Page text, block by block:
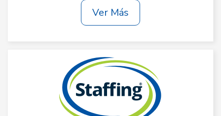
Ver Más